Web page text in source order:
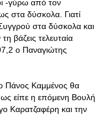
-γύρω από τον
στα δύσκολα. Γιατί
στα δύσκολα και
βάζεις τελευταία
ο Παναγιώτης
Πάνος Καμμένος θα
είπε η επόμενη Βουλή
Καρατζαφέρη και την